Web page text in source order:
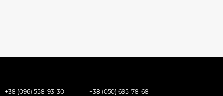
+38 (096) 558-93-30 +38 (050) 695-78-68